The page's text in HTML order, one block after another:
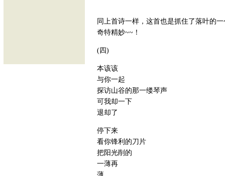
同上首诗一样，这首也是抓住了落叶的
奇特精妙~~！
(四)
本该该
与你一起
探访山谷的那一缕琴声
可我却一下
退却了
停下来
看你锋利的刀片
把阳光削的
一薄再